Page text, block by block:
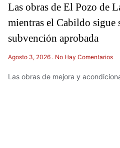
Las obras de El Pozo de
mientras el Cabildo sigue
subvención aprobada
Agosto 3, 2026 No Hay Comentarios
Las obras de mejora y